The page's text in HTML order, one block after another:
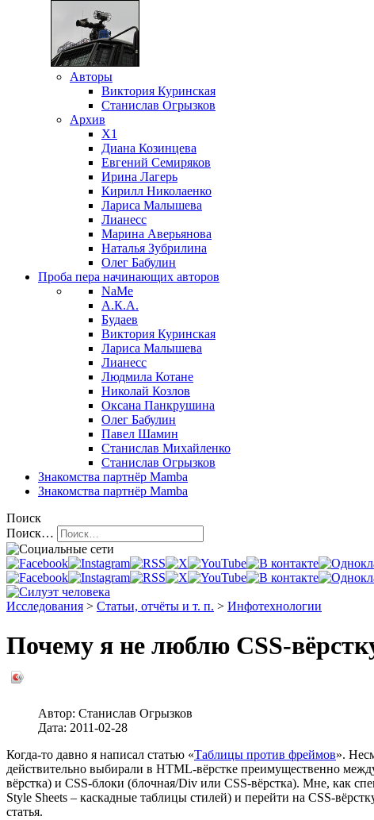
Авторы
Виктория Куринская
Станислав Огрызков
Архив
X1
Диана Козинцева
Евгений Семиряков
Ирина Лагерь
Кирилл Николаенко
Лариса Малышева
Лианесс
Марина Аверьянова
Наталья Зубрилина
Олег Бабулин
Проба пера начинающих авторов
NaMe
А.К.А.
Будаев
Виктория Куринская
Лариса Малышева
Лианесс
Людмила Котане
Николай Козлов
Оксана Панкрушина
Олег Бабулин
Павел Шамин
Станислав Михайленко
Станислав Огрызков
Знакомства партнёр Mamba
Знакомства партнёр Mamba
Поиск
Поиск…
Исследования > Статьи, отчёты и т. п. > Инфотехнологии
Почему я не люблю CSS-
Автор: Станислав Огрызков
Дата: 2011-02-28
Когда-то давно я написал статью «Таблицы против фреймов».
действительно выбирали в HTML-вёрстке преимущественно
вёрстка) и CSS-блоки (блочная/Div или CSS-вёрстка). Мне, как
Style Sheets – каскадные таблицы стилей) и перейти на CSS-
статья.